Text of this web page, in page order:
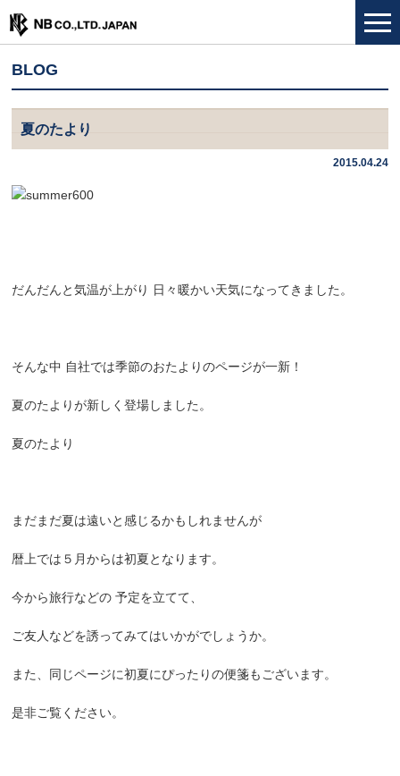
BLOG
夏のたより
2015.04.24
だんだんと気温が上がり 日々暖かい天気になってきました。
そんな中 自社では季節のおたよりのページが一新！
夏のたよりが新しく登場しました。
夏のたより
まだまだ夏は遠いと感じるかもしれませんが
暦上では５月からは初夏となります。
今から旅行などの 予定を立てて、
ご友人などを誘ってみてはいかがでしょうか。
また、同じページに初夏にぴったりの便箋もございます。
是非ご覧ください。